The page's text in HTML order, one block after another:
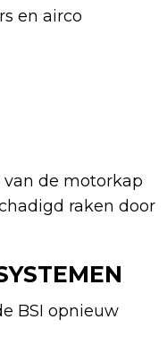
en airco
de motorkap
raken door
BSI opnieuw